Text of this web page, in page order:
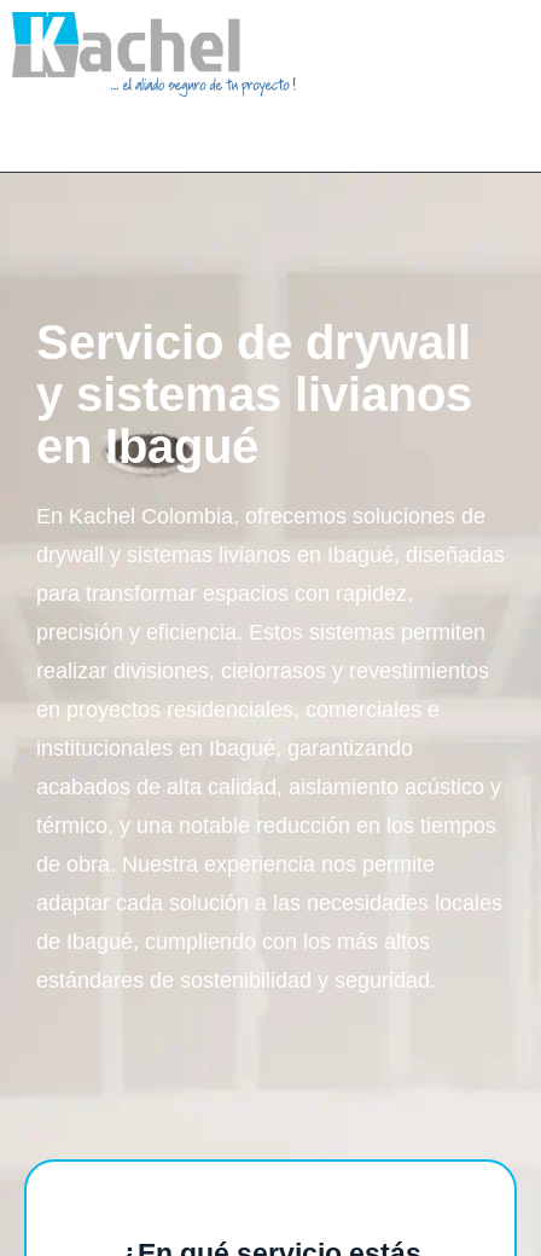
Servicio de drywall
y sistemas livianos
en Ibagué
En Kachel Colombia, ofrecemos soluciones de
drywall y sistemas livianos en Ibagué, diseñadas
para transformar espacios con rapidez,
precisión y eficiencia. Estos sistemas permiten
realizar divisiones, cielorrasos y revestimientos
en proyectos residenciales, comerciales e
institucionales en Ibagué, garantizando
acabados de alta calidad, aislamiento acústico y
térmico, y una notable reducción en los tiempos
de obra. Nuestra experiencia nos permite
adaptar cada solución a las necesidades locales
de Ibagué, cumpliendo con los más altos
estándares de sostenibilidad y seguridad.